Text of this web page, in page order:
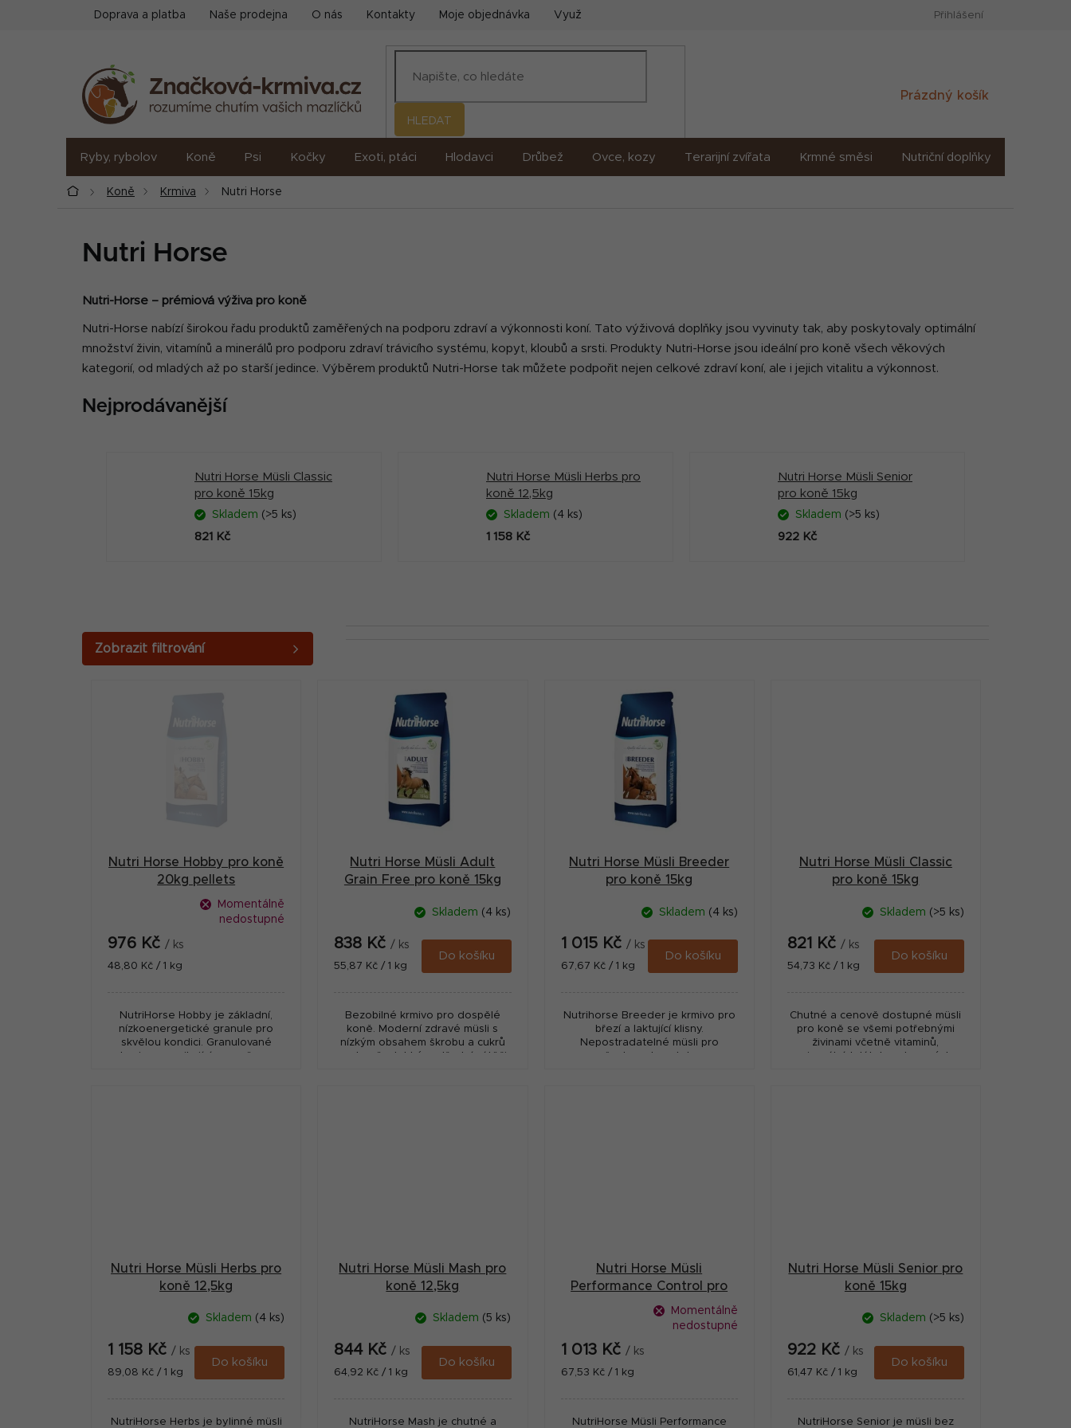
Doprava a platba Naše prodejna O nás Kontakty Moje objednávka Využití umělé inteligence (AI) Přihlášení
HLEDAT
Nákupní
Prázdný košík
Ryby, rybolov Koně Psi Kočky Exoti, ptáci Hlodavci Drůbež Ovce, kozy Terarijní zvířata Krmné směsi Nutriční doplňky
DomůKoně Krmiva Nutri Horse
Nutri Horse
Nutri-Horse – prémiová výživa pro koně
Nutri-Horse nabízí širokou řadu produktů zaměřených na podporu zdraví a výkonnosti koní. Tato výživová doplňky jsou vyvinuty tak, aby poskytovaly optimální
množství živin, vitamínů a minerálů pro podporu zdraví trávicího systému, kopyt, kloubů a srsti. Produkty Nutri-Horse jsou ideální pro koně všech věkových
kategorií, od mladých až po starší jedince. Výběrem produktů Nutri-Horse tak můžete podpořit nejen celkové zdraví koní, ale i jejich vitalitu a výkonnost.
Nejprodávanější
Nutri Horse Müsli Classic
pro koně 15kg
Skladem (>5 ks)
821 Kč
Nutri Horse Müsli Herbs pro
koně 12,5kg
Skladem (4 ks)
1 158 Kč
Nutri Horse Müsli Senior
pro koně 15kg
Skladem (>5 ks)
922 Kč
o
Nutri Horse Hobby pro koně
20kg pellets
Momentálně
nedostupné
976 Kč / ks
Měrná
48,80 Kč / 1 kg
NutriHorse Hobby je základní,
nízkoenergetické granule pro
skvělou kondici. Granulované
Nutri Horse Müsli Adult
Grain Free pro koně 15kg
Skladem (4 ks)
838 Kč/ ks
Měrná
55,87 Kč / 1 kg
Do košíku
Bezobilné krmivo pro dospělé
koně. Moderní zdravé müsli s
nízkým obsahem škrobu a cukrů
Nutri Horse Müsli Breeder
pro koně 15kg
Skladem (4 ks)
1 015 Kč / ks
Měrná
67,67 Kč / 1 kg
Do košíku
Nutrihorse Breeder je krmivo pro
březí a laktující klisny.
Nepostradatelné müsli pro
Nutri Horse Müsli Classic
pro koně 15kg
Skladem (>5 ks)
821 Kč / ks
Měrná
54,73 Kč / 1 kg
Do košíku
Chutné a cenově dostupné müsli
pro koně se všemi potřebnými
živinami včetně vitaminů,
Nutri Horse Müsli Herbs pro
koně 12,5kg
Skladem (4 ks)
1 158 Kč / ks
Měrná
89,08 Kč / 1 kg
Do košíku
NutriHorse Herbs je bylinné müsli
Nutri Horse Müsli Mash pro
koně 12,5kg
Skladem (5 ks)
844 Kč / ks
Měrná
64,92 Kč / 1 kg
Do košíku
NutriHorse Mash je chutné a
Nutri Horse Müsli
Performance Control pro
koně 15kg
Momentálně
nedostupné
1 013 Kč / ks
Měrná
67,53 Kč / 1 kg
NutriHorse Müsli Performance
Nutri Horse Müsli Senior pro
koně 15kg
Skladem (>5 ks)
922 Kč / ks
Měrná
61,47 Kč / 1 kg
Do košíku
NutriHorse Senior je müsli bez